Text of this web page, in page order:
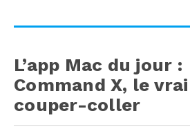
L’app Mac du jour :
Command X, le vrai
couper-coller